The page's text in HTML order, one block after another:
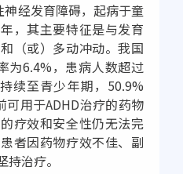
经发育障碍，起病于童
，其主要特征是与发育
（或）多动冲动。我国
为6.4%，患病人数超过
续至青少年期，50.9%
可用于ADHD治疗的药物
疗效和安全性仍无法完
者因药物疗效不佳、副
治疗。